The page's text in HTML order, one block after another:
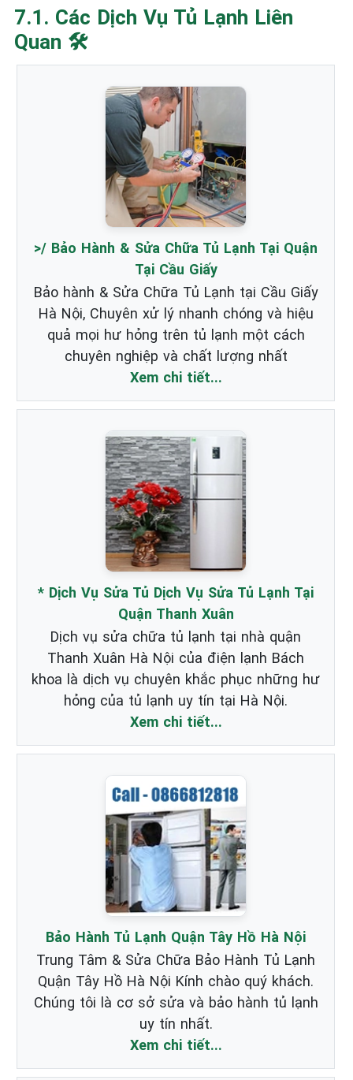
7.1. Các Dịch Vụ Tủ Lạnh Liên
Quan 🛠️
>/ Bảo Hành & Sửa Chữa Tủ Lạnh Tại Quận
Tại Cầu Giấy
Bảo hành & Sửa Chữa Tủ Lạnh tại Cầu Giấy
Hà Nội, Chuyên xử lý nhanh chóng và hiệu
quả mọi hư hỏng trên tủ lạnh một cách
chuyên nghiệp và chất lượng nhất
Xem chi tiết...
* Dịch Vụ Sửa Tủ Dịch Vụ Sửa Tủ Lạnh Tại
Quận Thanh Xuân
Dịch vụ sửa chữa tủ lạnh tại nhà quận
Thanh Xuân Hà Nội của điện lạnh Bách
khoa là dịch vụ chuyên khắc phục những hư
hỏng của tủ lạnh uy tín tại Hà Nội.
Xem chi tiết...
Bảo Hành Tủ Lạnh Quận Tây Hồ Hà Nội
Trung Tâm & Sửa Chữa Bảo Hành Tủ Lạnh
Quận Tây Hồ Hà Nội Kính chào quý khách.
Chúng tôi là cơ sở sửa và bảo hành tủ lạnh
uy tín nhất.
Xem chi tiết...